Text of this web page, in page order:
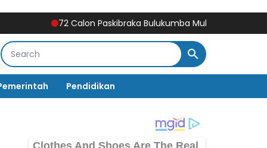
72 Calon Paskibraka Bulukumba Mulai Digembleng, Diklat
Pendidikan